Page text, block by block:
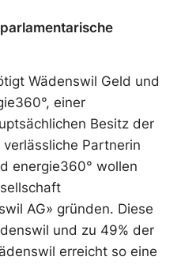
Wädenswil Geld und
einer
Besitz der
Partnerin
energie360° wollen
AG» gründen. Diese
und zu 49% der
erreicht so eine